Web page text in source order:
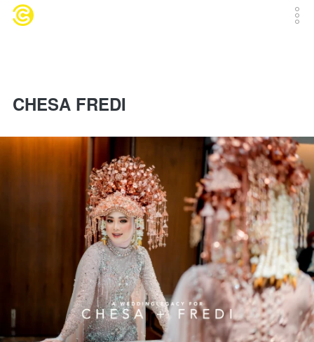
CHESA FREDI